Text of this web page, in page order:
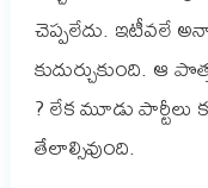
చెప్పలేదు. ఇటీవలే
కుదుర్చుకుంది. ఆ
? లేక మూడు
తేలాల్సివుంది.